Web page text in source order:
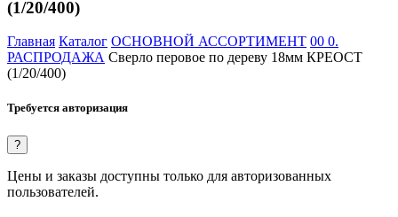
(1/20/400)
Главная Каталог ОСНОВНОЙ АССОРТИМЕНТ 00 0.
РАСПРОДАЖА Сверло перовое по дереву 18мм КРЕОСТ
(1/20/400)
Требуется авторизация
?
Цены и заказы доступны только для авторизованных
пользователей.